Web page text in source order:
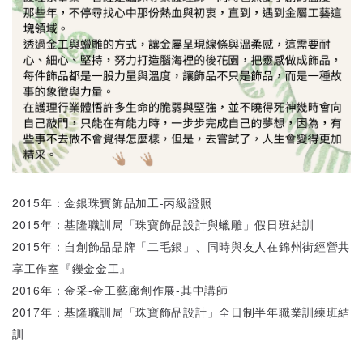
2015年：金銀珠寶飾品加工-丙級證照
2015年：基隆職訓局「珠寶飾品設計與蠟雕」假日班結訓
2015年：自創飾品品牌「二毛銀」、同時與友人在錦州街經營共
享工作室『鑠金金工』
2016年：金采-金工藝廊創作展-其中講師
2017年：基隆職訓局「珠寶飾品設計」全日制半年職業訓練班結
訓